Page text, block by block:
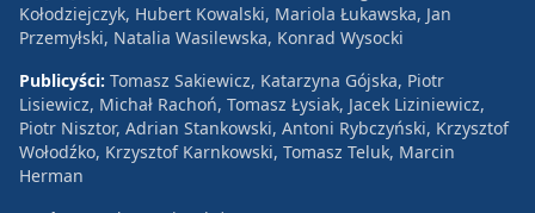
Kołodziejczyk, Hubert Kowalski, Mariola Łukawska, Jan
Przemyłski, Natalia Wasilewska, Konrad Wysocki
Publicyści: Tomasz Sakiewicz, Katarzyna Gójska, Piotr
Lisiewicz, Michał Rachoń, Tomasz Łysiak, Jacek Liziniewicz,
Piotr Nisztor, Adrian Stankowski, Antoni Rybczyński, Krzysztof
Wołodźko, Krzysztof Karnkowski, Tomasz Teluk, Marcin
Herman